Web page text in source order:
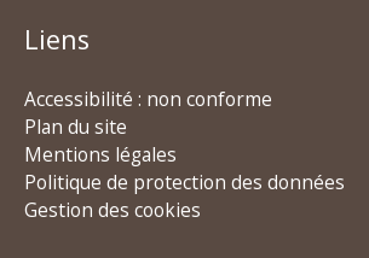
Liens
Accessibilité : non conforme
Plan du site
Mentions légales
Politique de protection des données
Gestion des cookies